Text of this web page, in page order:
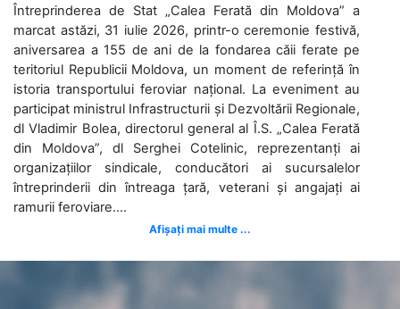
Întreprinderea de Stat „Calea Ferată din Moldova” a
marcat astăzi, 31 iulie 2026, printr-o ceremonie festivă,
aniversarea a 155 de ani de la fondarea căii ferate pe
teritoriul Republicii Moldova, un moment de referință în
istoria transportului feroviar național. La eveniment au
participat ministrul Infrastructurii și Dezvoltării Regionale,
dl Vladimir Bolea, directorul general al Î.S. „Calea Ferată
din Moldova”, dl Serghei Cotelinic, reprezentanți ai
organizațiilor sindicale, conducători ai sucursalelor
întreprinderii din întreaga țară, veterani și angajați ai
ramurii feroviare....
Afișați mai multe ...